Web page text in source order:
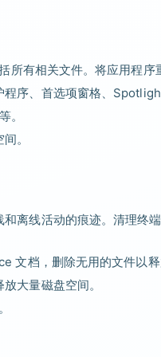
有相关文件。将应用程序
序、首选项窗格、
。
。
离线活动的痕迹。清理终
文档，删除无用的文件以释
大量磁盘空间。